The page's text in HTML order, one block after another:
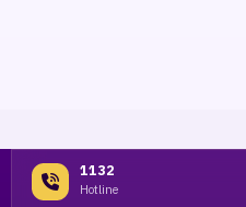
1132
Hotline